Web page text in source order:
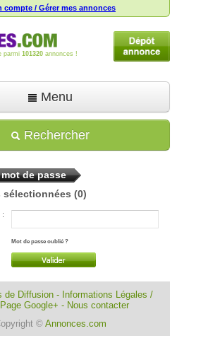
compte / Gérer mes annonces
parmi 101320 annonces !
Menu
Déposer une annonce
Toutes les annonces
Aide
Rechercher
de passe
sélectionnées (0)
:
Mot de passe oublié ?
de Diffusion - Informations Légales /
Page Google+ - Nous contacter
© Annonces.com